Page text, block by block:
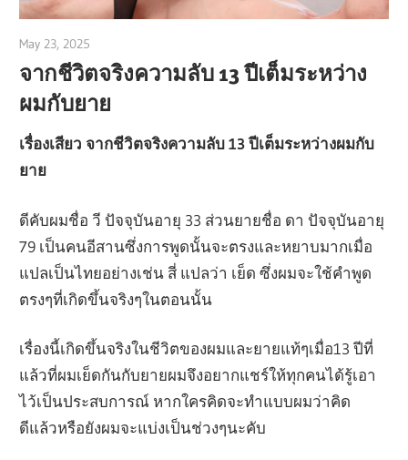
May 23, 2025
จากชีวิตจริงความลับ 13 ปีเต็มระหว่าง
ผมกับยาย
เรื่องเสียว จากชีวิตจริงความลับ 13 ปีเต็มระหว่างผมกับ
ยาย
ดีคับผมชื่อ วี ปัจจุบันอายุ 33 ส่วนยายชื่อ ดา ปัจจุบันอายุ
79 เป็นคนอีสานซึ่งการพูดนั้นจะตรงและหยาบมากเมื่อ
แปลเป็นไทยอย่างเช่น สี่ แปลว่า เย็ด ซึ่งผมจะใช้คำพูด
ตรงๆที่เกิดขึ้นจริงๆในตอนนั้น
เรื่องนี้เกิดขึ้นจริงในชีวิตของผมและยายแท้ๆเมื่อ13 ปีที่
แล้วที่ผมเย็ดกันกับยายผมจึงอยากแชร์ให้ทุกคนได้รู้เอา
ไว้เป็นประสบการณ์ หากใครคิดจะทำแบบผมว่าคิด
ดีแล้วหรือยังผมจะแบ่งเป็นช่วงๆนะคับ